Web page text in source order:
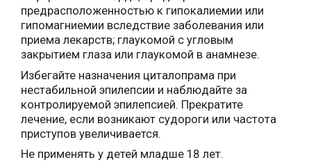
предрасположенностью к гипокалиемии или
гипомагниемии вследствие заболевания или
приема лекарств; глаукомой с угловым
закрытием глаза или глаукомой в анамнезе.
Избегайте назначения циталопрама при
нестабильной эпилепсии и наблюдайте за
контролируемой эпилепсией. Прекратите
лечение, если возникают судороги или частота
приступов увеличивается.
Не применять у детей младше 18 лет.